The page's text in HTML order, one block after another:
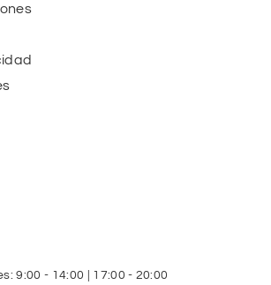
9:00 - 14:00 | 17:00 - 20:00